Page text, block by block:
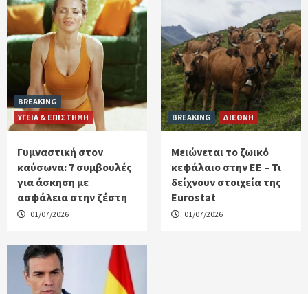
BREAKING
ΥΓΕΙΑ & ΕΠΙΣΤΗΜΗ
Γυμναστική στον
καύσωνα: 7 συμβουλές
για άσκηση με
ασφάλεια στην ζέστη
01/07/2026
BREAKING ΔΙΕΘΝΗ
Μειώνεται το ζωικό
κεφάλαιο στην ΕΕ – Τι
δείχνουν στοιχεία της
Eurostat
01/07/2026